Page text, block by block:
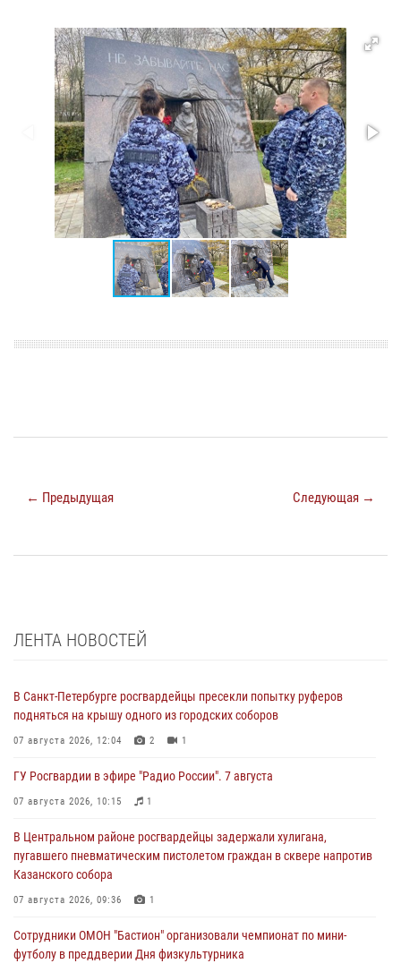
← Предыдущая Следующая →
ЛЕНТА НОВОСТЕЙ
В Санкт-Петербурге росгвардейцы пресекли попытку руферов
подняться на крышу одного из городских соборов
07 августа 2026, 12:04 2 1
ГУ Росгвардии в эфире "Радио России". 7 августа
07 августа 2026, 10:15 1
В Центральном районе росгвардейцы задержали хулигана,
пугавшего пневматическим пистолетом граждан в сквере напротив
Казанского собора
07 августа 2026, 09:36 1
Сотрудники ОМОН "Бастион" организовали чемпионат по мини-
футболу в преддверии Дня физкультурника